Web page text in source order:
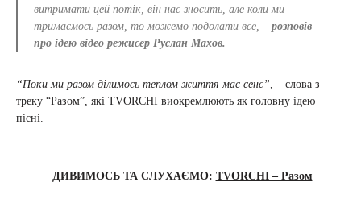
витримати цей потік, він нас зносить, але коли ми
тримаємось разом, то можемо подолати все, – розповів
про ідею відео режисер Руслан Махов.
“Поки ми разом ділимось теплом життя має сенс” , – слова з
треку “Разом”, які TVORCHI виокремлюють як головну ідею
пісні.
ДИВИМОСЬ ТА СЛУХАЄМО: TVORCHI – Разом